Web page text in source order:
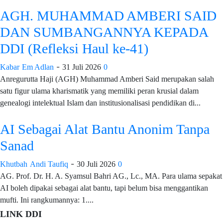
AGH. MUHAMMAD AMBERI SAID
DAN SUMBANGANNYA KEPADA
DDI (Refleksi Haul ke-41)
Kabar Em Adlan - 31 Juli 2026 0
Anregurutta Haji (AGH) Muhammad Amberi Said merupakan salah
satu figur ulama kharismatik yang memiliki peran krusial dalam
genealogi intelektual Islam dan institusionalisasi pendidikan di...
AI Sebagai Alat Bantu Anonim Tanpa
Sanad
Khutbah Andi Taufiq - 30 Juli 2026 0
AG. Prof. Dr. H. A. Syamsul Bahri AG., Lc., MA. Para ulama sepakat
AI boleh dipakai sebagai alat bantu, tapi belum bisa menggantikan
mufti. Ini rangkumannya: 1....
LINK DDI